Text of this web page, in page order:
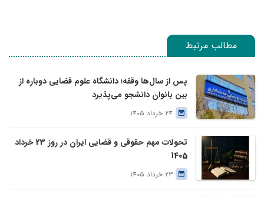
مطالب مرتبط
پس از سال‌ها وقفه؛ دانشگاه علوم قضایی دوباره از
بین بانوان دانشجو می‌پذیرد
24 خرداد 1405
تحولات مهم حقوقی و قضایی ایران در روز 23 خرداد
1405
23 خرداد 1405